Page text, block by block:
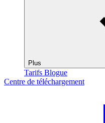
Plus
Tarifs Blogue
Centre de téléchargement